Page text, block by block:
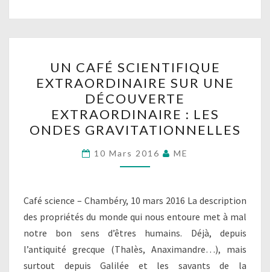
CAFÉ
SCIENTIFIQUE
EXTRAORDINAIRE
SUR
UNE
DÉCOUVERTE
EXTRAORDINAIRE
LES
ONDES
GRAVITATIONNELLES
UN CAFÉ SCIENTIFIQUE
EXTRAORDINAIRE SUR UNE
DÉCOUVERTE
EXTRAORDINAIRE : LES
ONDES GRAVITATIONNELLES
10 Mars 2016 ME
Café science – Chambéry, 10 mars 2016 La description
des propriétés du monde qui nous entoure met à mal
notre bon sens d’êtres humains. Déjà, depuis
l’antiquité grecque (Thalès, Anaximandre…), mais
surtout depuis Galilée et les savants de la